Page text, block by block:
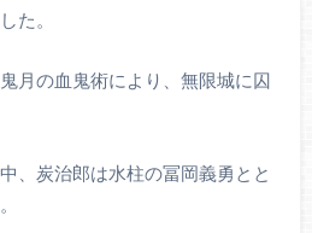
た。
月の血鬼術により、無限城に囚
、炭治郎は水柱の冨岡義勇とと